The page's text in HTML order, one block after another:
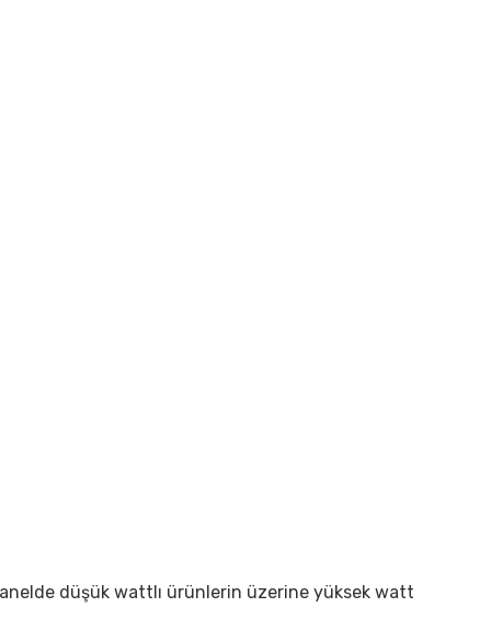
düşük wattlı ürünlerin üzerine yüksek watt